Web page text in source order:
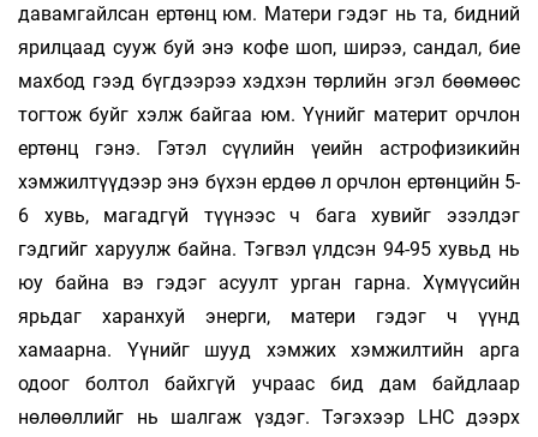
давамгайлсан ертөнц юм. Матери гэдэг нь та, бидний
ярилцаад сууж буй энэ кофе шоп, ширээ, сандал, бие
махбод гээд бүгдээрээ хэдхэн төрлийн эгэл бөөмөөс
тогтож буйг хэлж байгаа юм. Үүнийг материт орчлон
ертөнц гэнэ. Гэтэл сүүлийн үеийн астрофизикийн
хэмжилтүүдээр энэ бүхэн ердөө л орчлон ертөнцийн 5-
6 хувь, магадгүй түүнээс ч бага хувийг эзэлдэг
гэдгийг харуулж байна. Тэгвэл үлдсэн 94-95 хувьд нь
юу байна вэ гэдэг асуулт урган гарна. Хүмүүсийн
ярьдаг харанхуй энерги, матери гэдэг ч үүнд
хамаарна. Үүнийг шууд хэмжих хэмжилтийн арга
одоог болтол байхгүй учраас бид дам байдлаар
нөлөөллийг нь шалгаж үздэг. Тэгэхээр LHC дээрх